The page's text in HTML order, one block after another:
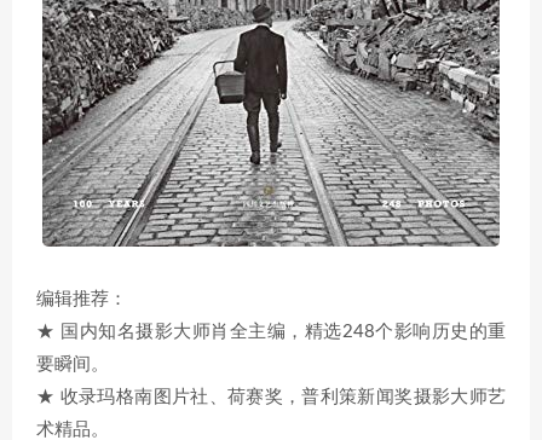
编辑推荐：
★ 国内知名摄影大师肖全主编，精选248个影响历史的重
要瞬间。
★ 收录玛格南图片社、荷赛奖，普利策新闻奖摄影大师艺
术精品。